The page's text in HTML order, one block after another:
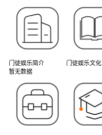
门徒娱乐简介 门徒娱乐文化
暂无数据